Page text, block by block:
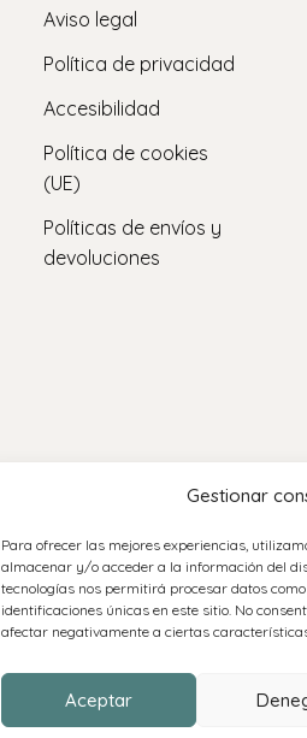
Gestionar
Para ofrecer las mejores experiencias,
almacenar y/o acceder a la información del
tecnologías nos permitirá procesar datos
identificaciones únicas en este sitio. No
afectar negativamente a ciertas
Aceptar
Aviso legal
Política de privacidad
Accesibilidad
Política de cookies
(UE)
Políticas de envíos y
devoluciones